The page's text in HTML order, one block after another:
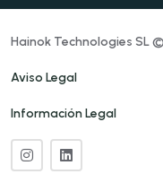
Hainok Technologies SL
Aviso Legal
Información Legal